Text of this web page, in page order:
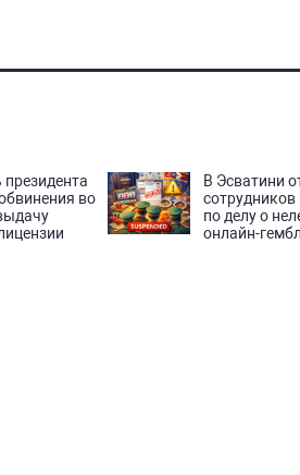
президента
во
В Эсватини
по делу о
онлайн-